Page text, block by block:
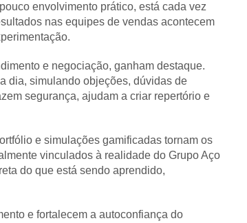
envolvimento prático, está cada vez
nas equipes de vendas acontecem
e negociação, ganham destaque.
dia, simulando objeções, dúvidas de
segurança, ajudam a criar repertório e
e simulações gamificadas tornam os
vinculados à realidade do Grupo Aço
do que está sendo aprendido,
e fortalecem a autoconfiança do